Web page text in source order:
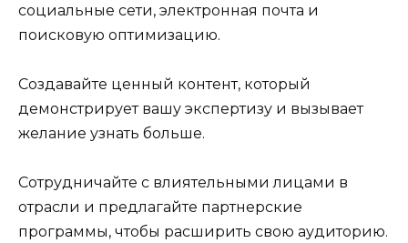
социальные сети, электронная почта и
поисковую оптимизацию.
Создавайте ценный контент, который
демонстрирует вашу экспертизу и вызывает
желание узнать больше.
Сотрудничайте с влиятельными лицами в
отрасли и предлагайте партнерские
программы, чтобы расширить свою аудиторию.